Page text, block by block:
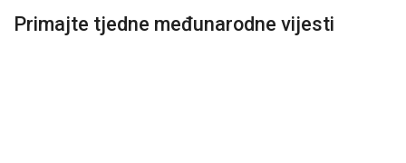
Primajte tjedne međunarodne vijesti